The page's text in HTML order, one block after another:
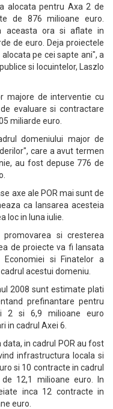
alocata pentru Axa 2 de
de 876 milioane euro.
aceasta ora si aflate in
de euro. Deja proiectele
pe cei sapte ani", a
si locuintelor, Laszlo
majore de interventie cu
evaluare si contractare
miliarde euro.
domeniului major de
care a avut termen
au fost depuse 776 de
axe ale POR mai sunt de
ca lansarea acesteia
loc in luna iulie.
si cresterea
de proiecte va fi lansata
si Finatelor a
acestui domeniu.
2008 sunt estimate plati
prefinantare pentru
2 si 6,9 milioane euro
in cadrul Axei 6.
in cadrul POR au fost
infrastructura locala si
si 10 contracte in cadrul
12,1 milioane euro. In
inca 12 contracte in
euro.